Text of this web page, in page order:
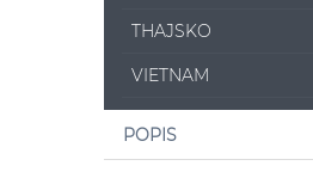
THAJSKO
VIETNAM
POPIS